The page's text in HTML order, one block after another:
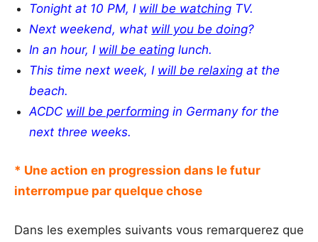
Tonight at 10 PM, I will be watching TV.
Next weekend, what will you be doing?
In an hour, I will be eating lunch.
This time next week, I will be relaxing at the
beach.
ACDC will be performing in Germany for the
next three weeks.
* Une action en progression dans le futur
interrompue par quelque chose
Dans les exemples suivants vous remarquerez que